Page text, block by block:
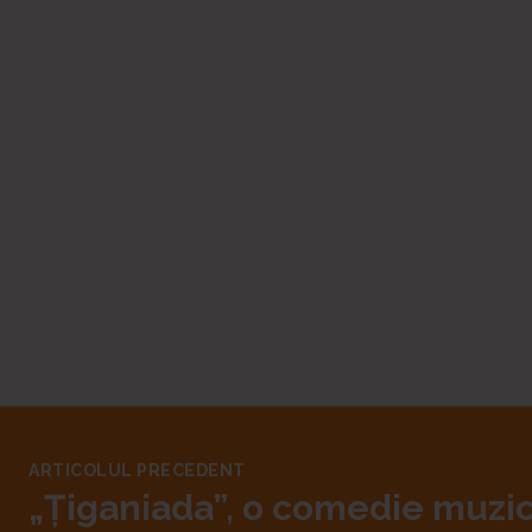
ARTICOLUL PRECEDENT
„Țiganiada”, o comedie